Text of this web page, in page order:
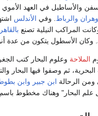
والأساطيل في العهد الأموي
والرباط . وفي الأندلس
المراكب النيلية تصنع
وكان الأسطول يتكون من عدة
الملاحة وعلوم البحار كتب
البحرية، ثم وصفوا فيها البحار
ومن الرحالة ابن جبير وابن
البحار" وهناك مخطوط باسم